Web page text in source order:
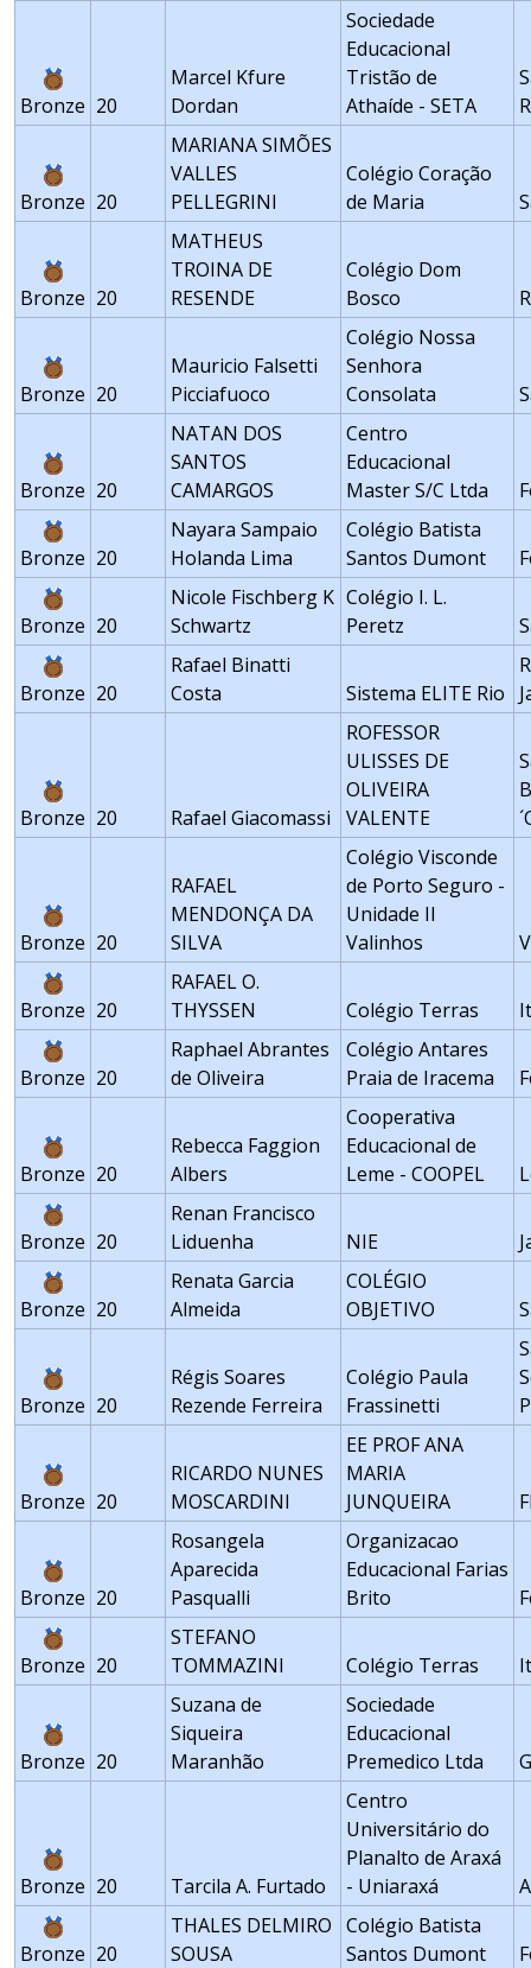
Bronze 20
Marcel Kfure
Dordan
Sociedade
Educacional
Tristão de
Athaíde - SETA
Bronze 20
MARIANA SIMÕES
VALLES
PELLEGRINI
Colégio Coração
de Maria
Bronze 20
MATHEUS
TROINA DE
RESENDE
Colégio Dom
Bosco
Bronze 20
Mauricio Falsetti
Picciafuoco
Colégio Nossa
Senhora
Consolata
Bronze 20
NATAN DOS
SANTOS
CAMARGOS
Centro
Educacional
Master S/C Ltda
Bronze 20
Nayara Sampaio
Holanda Lima
Colégio Batista
Santos Dumont
Bronze 20
Nicole Fischberg K
Schwartz
Colégio I. L.
Peretz
Bronze 20
Rafael Binatti
Costa
Sistema ELITE Rio
Bronze 20 Rafael Giacomassi
ROFESSOR
ULISSES DE
OLIVEIRA
VALENTE
Bronze 20
RAFAEL
MENDONÇA DA
SILVA
Colégio Visconde
de Porto Seguro -
Unidade II
Valinhos
Bronze 20
RAFAEL O.
THYSSEN
Colégio Terras
Bronze 20
Raphael Abrantes
de Oliveira
Colégio Antares
Praia de Iracema
Bronze 20
Rebecca Faggion
Albers
Cooperativa
Educacional de
Leme - COOPEL
Bronze 20
Renan Francisco
Liduenha
NIE
Bronze 20
Renata Garcia
Almeida
COLÉGIO
OBJETIVO
Bronze 20
Régis Soares
Rezende Ferreira
Colégio Paula
Frassinetti
Bronze 20
RICARDO NUNES
MOSCARDINI
EE PROF ANA
MARIA
JUNQUEIRA
Bronze 20
Rosangela
Aparecida
Pasqualli
Organizacao
Educacional Farias
Brito
Bronze 20
STEFANO
TOMMAZINI
Colégio Terras
Bronze 20
Suzana de
Siqueira
Maranhão
Sociedade
Educacional
Premedico Ltda
Bronze 20 Tarcila A. Furtado
Centro
Universitário do
Planalto de Araxá
- Uniaraxá
Bronze 20
THALES DELMIRO
SOUSA
Colégio Batista
Santos Dumont